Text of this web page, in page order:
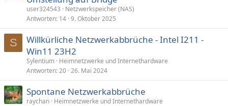
user324543
Netzwerkspeicher (NAS)
Antworten 14 9. Oktober 2025
S
Willkürliche Netzwerkabbrüche - Intel I211 -
Win11 23H2
Sylentium Heimnetzwerke und Internethardware
Antworten 20 26. Mai 2024
Spontane Netzwerkabbrüche
raychan Heimnetzwerke und Internethardware